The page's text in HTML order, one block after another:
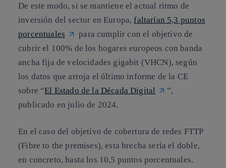
De este modo, si se mantiene el actual ritmo de
inversión del sector en Europa,faltarían 5,3 puntos
porcentuales
para cumplir con el objetivo de
cubrir el 100% de los hogares europeos con banda
ancha fija de velocidades gigabit (VHCN), según
los datos que arroja el último informe de la CE
sobre “El Estado de la Década Digital
”,
publicado en julio de 2024.
En el caso del objetivo de cobertura de redes FTTP
(Fibre to the premises), esta brecha sería el doble,
en concreto, hasta los 10,5 puntos porcentuales.